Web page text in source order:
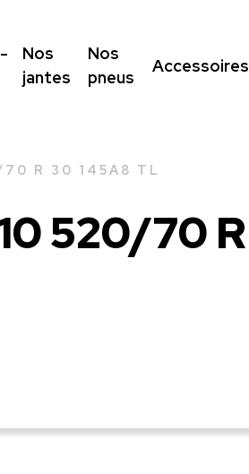
Nos
jantes
Nos
pneus
Accessoires
70 R 30 145A8 TL
520/70 R